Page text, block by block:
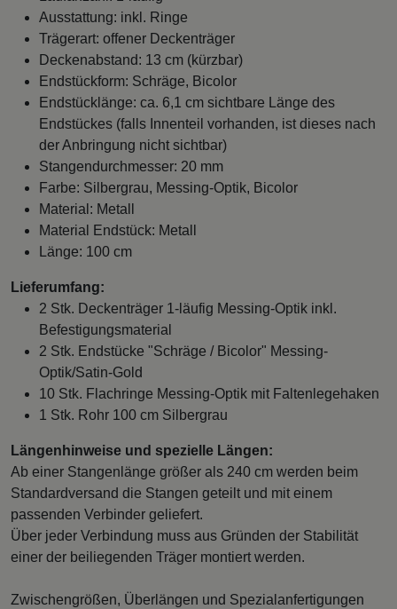
Ausstattung: inkl. Ringe
Trägerart: offener Deckenträger
Deckenabstand: 13 cm (kürzbar)
Endstückform: Schräge, Bicolor
Endstücklänge: ca. 6,1 cm sichtbare Länge des
Endstückes (falls Innenteil vorhanden, ist dieses nach
der Anbringung nicht sichtbar)
Stangendurchmesser: 20 mm
Farbe: Silbergrau, Messing-Optik, Bicolor
Material: Metall
Material Endstück: Metall
Länge: 100 cm
Lieferumfang:
2 Stk. Deckenträger 1-läufig Messing-Optik inkl.
Befestigungsmaterial
2 Stk. Endstücke "Schräge / Bicolor" Messing-
Optik/Satin-Gold
10 Stk. Flachringe Messing-Optik mit Faltenlegehaken
1 Stk. Rohr 100 cm Silbergrau
Längenhinweise und spezielle Längen:
Ab einer Stangenlänge größer als 240 cm werden beim
Standardversand die Stangen geteilt und mit einem
passenden Verbinder geliefert.
Über jeder Verbindung muss aus Gründen der Stabilität
einer der beiliegenden Träger montiert werden.
Zwischengrößen, Überlängen und Spezialanfertigungen